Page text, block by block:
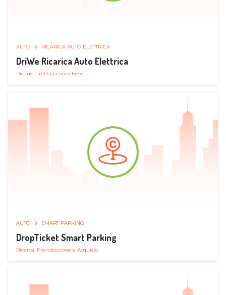
AUTO RICARICA AUTO ELETTRICA
DriWe Ricarica Auto Elettrica
Ricarica in Postazioni Fisse
AUTO SMART PARKING
DropTicket Smart Parking
Ricerca, Prenotazione e Acquisto